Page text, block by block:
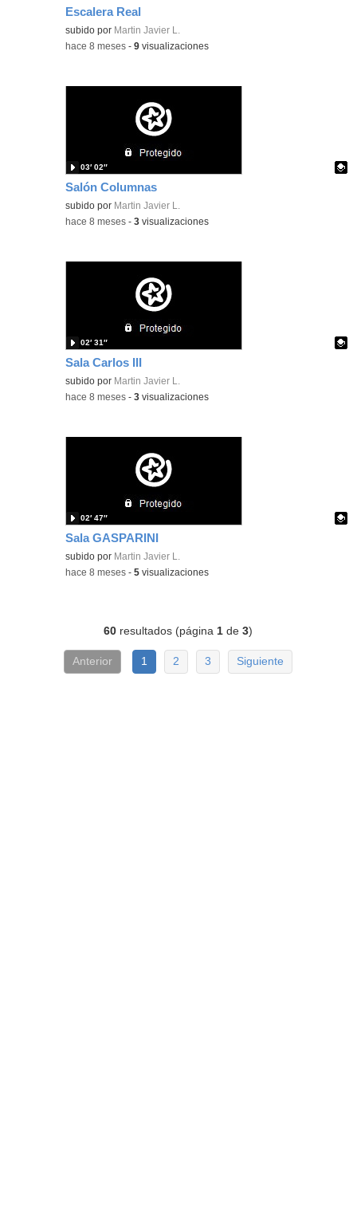
Escalera Real
Contenido educativo.
subido por Martin Javier L.
-hace 8 meses -9 visualizaciones
Salón Columnas
Contenido educativo.
subido por Martin Javier L.
03′ 02″
-hace 8 meses -3 visualizaciones
Sala Carlos III
Contenido educativo.
subido por Martin Javier L.
02′ 31″
-hace 8 meses -3 visualizaciones
Sala GASPARINI
Contenido educativo.
subido por Martin Javier L.
02′ 47″
-hace 8 meses -5 visualizaciones
60 resultados (página 1 de3)
Anterior 1 2 3 Siguiente